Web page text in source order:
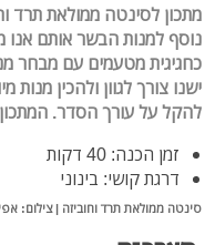
מתכון לסינטה ממולאת תרד
נוסף למנות הבשר אותם אנו
כחגיגית מטעמים עם מבחר
ישנו צורך לגוון ולהכין
להקל על עורך הסדר.
זמן הכנה: 40 דקות
דרגת קושי: בינוני
סינטה ממולאת תרד וחוביזה | צילום: